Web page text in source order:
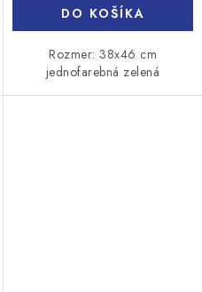
DO KOŠÍKA
Rozmer: 38x46 cm
jednofarebná zelená